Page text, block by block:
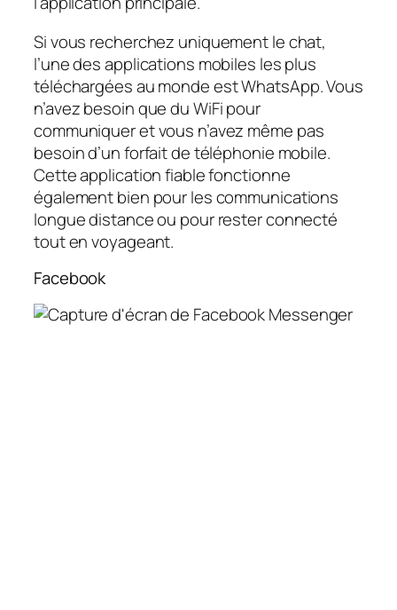
Si vous recherchez uniquement le chat,
l’une des applications mobiles les plus
téléchargées au monde est WhatsApp. Vous
n’avez besoin que du WiFi pour
communiquer et vous n’avez même pas
besoin d’un forfait de téléphonie mobile.
Cette application fiable fonctionne
également bien pour les communications
longue distance ou pour rester connecté
tout en voyageant.
Facebook